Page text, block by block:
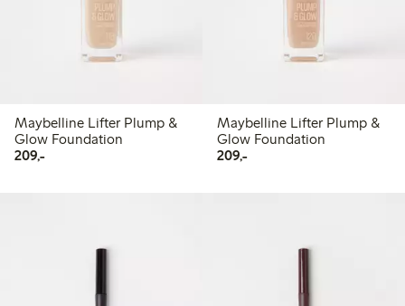
Maybelline Lifter Plump &
Glow Foundation
209,-209,00 kr
Maybelline Lifter Plump &
Glow Foundation
209,-209,00 kr